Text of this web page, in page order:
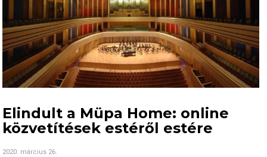
Elindult a Müpa Home: online
közvetítések estéről estére
2020. március 26.